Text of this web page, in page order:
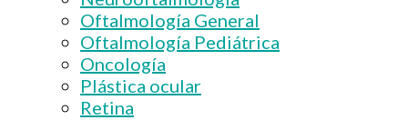
Oftalmología General
Oftalmología Pediátrica
Oncología
Plástica ocular
Retina